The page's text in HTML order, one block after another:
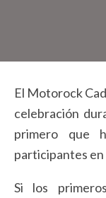
El Motorock
celebración
primero que
participantes en
Si los